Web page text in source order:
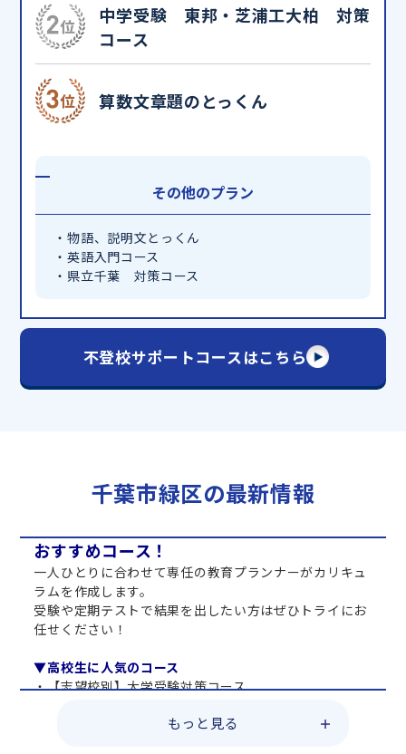
中学受験 東邦・芝浦工大柏 対策
コース
算数文章題のとっくん
その他のプラン
・物語、説明文とっくん
・英語入門コース
・県立千葉 対策コース
不登校サポートコースはこちら
千葉市緑区の最新情報
おすすめコース！
一人ひとりに合わせて専任の教育プランナーがカリキュ
ラムを作成します。
受験や定期テストで結果を出したい方はぜひトライにお
任せください！
▼高校生に人気のコース
・【志望校別】大学受験対策コース
・総合型選抜直前対策コース
もっと見る